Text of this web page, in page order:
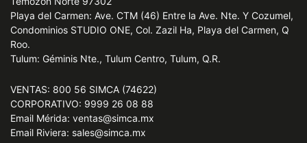
Playa del Carmen: Ave. CTM (46) Entre la Ave. Nte. Y Cozumel,
Condominios STUDIO ONE, Col. Zazil Ha, Playa del Carmen, Q
Roo.
Tulum: Géminis Nte., Tulum Centro, Tulum, Q.R.
VENTAS: 800 56 SIMCA (74622)
CORPORATIVO: 9999 26 08 88
Email Mérida: ventas@simca.mx
Email Riviera: sales@simca.mx